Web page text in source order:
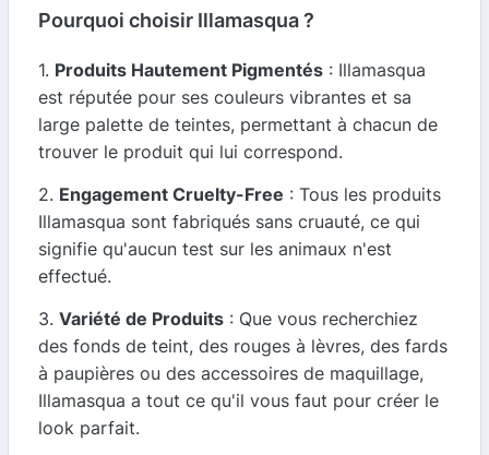
Pourquoi choisir Illamasqua ?
1. Produits Hautement Pigmentés : Illamasqua
est réputée pour ses couleurs vibrantes et sa
large palette de teintes, permettant à chacun de
trouver le produit qui lui correspond.
2. Engagement Cruelty-Free : Tous les produits
Illamasqua sont fabriqués sans cruauté, ce qui
signifie qu'aucun test sur les animaux n'est
effectué.
3. Variété de Produits : Que vous recherchiez
des fonds de teint, des rouges à lèvres, des fards
à paupières ou des accessoires de maquillage,
Illamasqua a tout ce qu'il vous faut pour créer le
look parfait.